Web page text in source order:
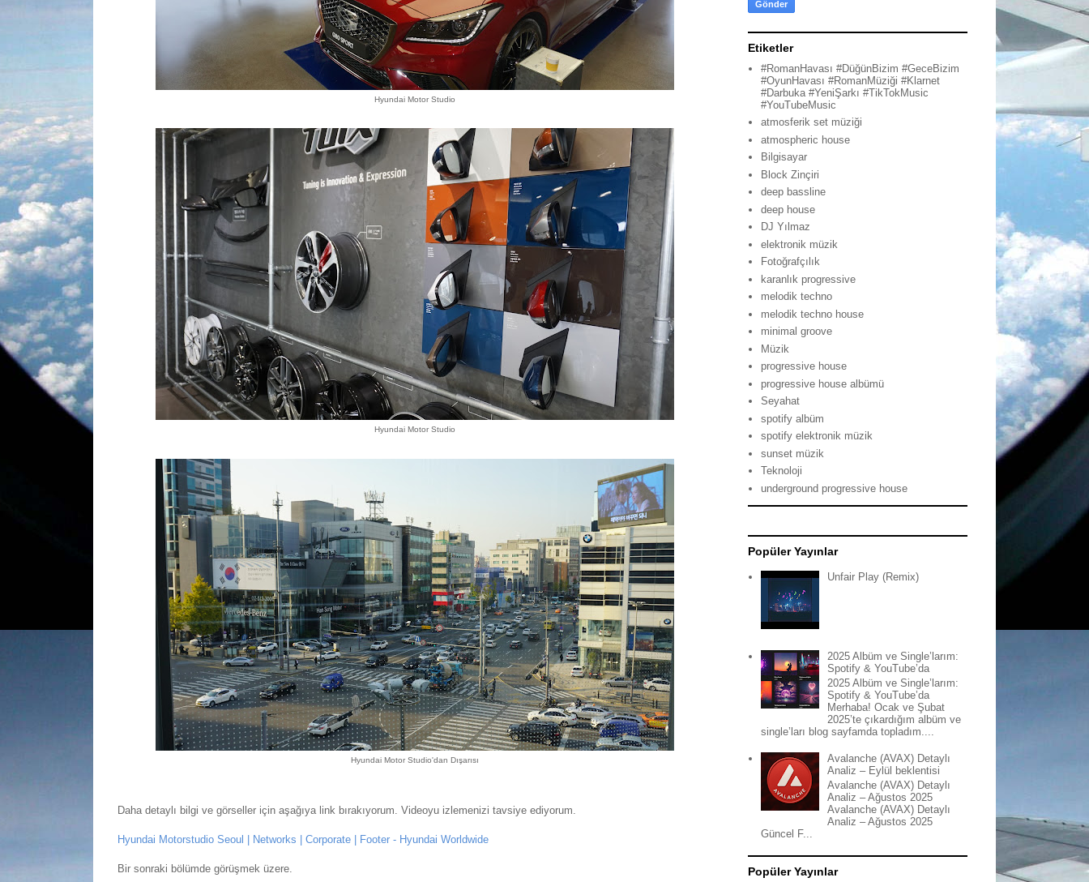
Hyundai Motor Studio
Hyundai Motor Studio
Hyundai Motor Studio'dan Dışarısı
Daha detaylı bilgi ve görseller için aşağıya link bırakıyorum. Videoyu izlemenizi tavsiye ediyorum.
Hyundai Motorstudio Seoul | Networks | Corporate | Footer - Hyundai Worldwide
Bir sonraki bölümde görüşmek üzere.
Etiketler
#RomanHavası #DüğünBizim #GeceBizim
#OyunHavası #RomanMüziği #Klarnet
#Darbuka #YeniŞarkı #TikTokMusic
#YouTubeMusic
atmosferik set müziği
atmospheric house
Bilgisayar
Block Zinçiri
deep bassline
deep house
DJ Yılmaz
elektronik müzik
Fotoğrafçılık
karanlık progressive
melodik techno
melodik techno house
minimal groove
Müzik
progressive house
progressive house albümü
Seyahat
spotify albüm
spotify elektronik müzik
sunset müzik
Teknoloji
underground progressive house
Popüler Yayınlar
Unfair Play (Remix)
2025 Albüm ve Single’larım:
Spotify & YouTube’da
2025 Albüm ve Single’larım:
Spotify & YouTube’da
Merhaba! Ocak ve Şubat
2025’te çıkardığım albüm ve
single’ları blog sayfamda topladım....
Avalanche (AVAX) Detaylı
Analiz – Eylül beklentisi
Avalanche (AVAX) Detaylı
Analiz – Ağustos 2025
Avalanche (AVAX) Detaylı
Analiz – Ağustos 2025
Güncel F...
Popüler Yayınlar